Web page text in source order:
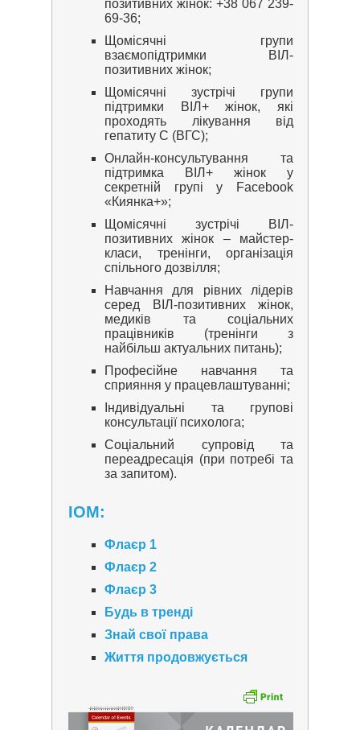
позитивних жінок: +38 067 239-
69-36;
Щомісячні групи
взаємопідтримки ВІЛ-
позитивних жінок;
Щомісячні зустрічі групи
підтримки ВІЛ+ жінок, які
проходять лікування від
гепатиту С (ВГС);
Онлайн-консультування та
підтримка ВІЛ+ жінок у
секретній групі у Facebook
«Киянка+»;
Щомісячні зустрічі ВІЛ-
позитивних жінок – майстер-
класи, тренінги, організація
спільного дозвілля;
Навчання для рівних лідерів
серед ВІЛ-позитивних жінок,
медиків та соціальних
працівників (тренінги з
найбільш актуальних питань);
Професійне навчання та
сприяння у працевлаштуванні;
Індивідуальні та групові
консультації психолога;
Соціальний супровід та
переадресація (при потребі та
за запитом).
ІОМ:
Флаєр 1
Флаєр 2
Флаєр 3
Будь в тренді
Знай свої права
Життя продовжується